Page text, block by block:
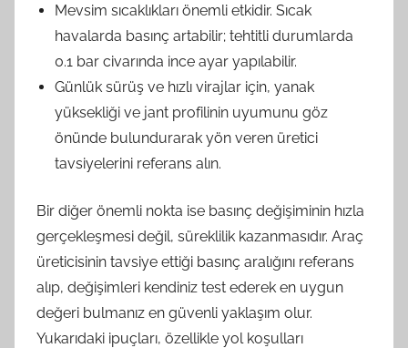
Mevsim sıcaklıkları önemli etkidir. Sıcak
havalarda basınç artabilir; tehtitli durumlarda
0.1 bar civarında ince ayar yapılabilir.
Günlük sürüş ve hızlı virajlar için, yanak
yüksekliği ve jant profilinin uyumunu göz
önünde bulundurarak yön veren üretici
tavsiyelerini referans alın.
Bir diğer önemli nokta ise basınç değişiminin hızla
gerçekleşmesi değil, süreklilik kazanmasıdır. Araç
üreticisinin tavsiye ettiği basınç aralığını referans
alıp, değişimleri kendiniz test ederek en uygun
değeri bulmanız en güvenli yaklaşım olur.
Yukarıdaki ipuçları, özellikle yol koşulları